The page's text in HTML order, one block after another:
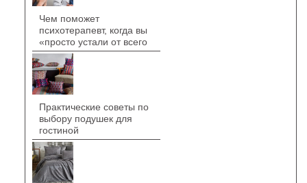
Чем поможет
психотерапевт, когда вы
«просто устали от всего
Практические советы по
выбору подушек для
гостиной